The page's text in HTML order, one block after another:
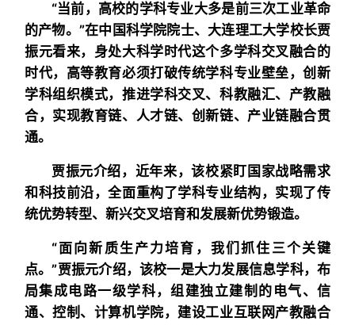
“当前，高校的学科专业大多是前三次工业革命
的产物。”在中国科学院院士、大连理工大学校长贾
振元看来，身处大科学时代这个多学科交叉融合的
时代，高等教育必须打破传统学科专业壁垒，创新
学科组织模式，推进学科交叉、科教融汇、产教融
合，实现教育链、人才链、创新链、产业链融合贯
通。
贾振元介绍，近年来，该校紧盯国家战略需求
和科技前沿，全面重构了学科专业结构，实现了传
统优势转型、新兴交叉培育和发展新优势锻造。
“面向新质生产力培育，我们抓住三个关键
点。”贾振元介绍，该校一是大力发展信息学科，布
局集成电路一级学科，组建独立建制的电气、信
通、控制、计算机学院，建设工业互联网产教融合